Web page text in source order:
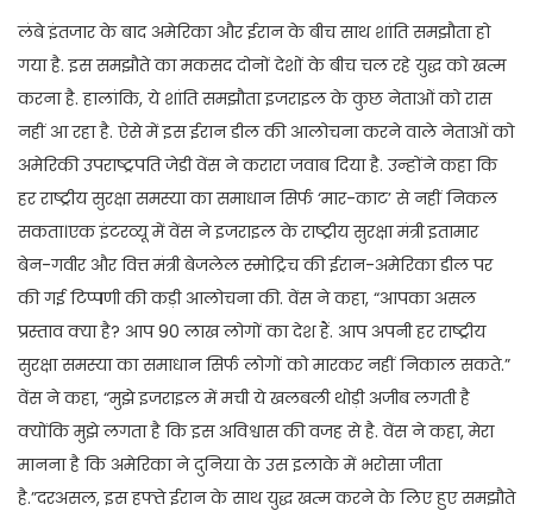
लंबे इंतजार के बाद अमेरिका और ईरान के बीच साथ शांति समझौता हो
गया है. इस समझौते का मकसद दोनों देशों के बीच चल रहे युद्ध को खत्म
करना है. हालांकि, ये शांति समझौता इजराइल के कुछ नेताओं को रास
नहीं आ रहा है. ऐसे में इस ईरान डील की आलोचना करने वाले नेताओं को
अमेरिकी उपराष्ट्रपति जेडी वेंस ने करारा जवाब दिया है. उन्होंने कहा कि
हर राष्ट्रीय सुरक्षा समस्या का समाधान सिर्फ ‘मार-काट’ से नहीं निकल
सकता।एक इंटरव्यू में वेंस ने इजराइल के राष्ट्रीय सुरक्षा मंत्री इतामार
बेन-गवीर और वित्त मंत्री बेजलेल स्मोट्रिच की ईरान-अमेरिका डील पर
की गई टिप्पणी की कड़ी आलोचना की. वेंस ने कहा, “आपका असल
प्रस्ताव क्या है? आप 90 लाख लोगों का देश हैं. आप अपनी हर राष्ट्रीय
सुरक्षा समस्या का समाधान सिर्फ लोगों को मारकर नहीं निकाल सकते.”
वेंस ने कहा, “मुझे इजराइल में मची ये खलबली थोड़ी अजीब लगती है
क्योंकि मुझे लगता है कि इस अविश्वास की वजह से है. वेंस ने कहा, मेरा
मानना है कि अमेरिका ने दुनिया के उस इलाके में भरोसा जीता
है.”दरअसल, इस हफ्ते ईरान के साथ युद्ध खत्म करने के लिए हुए समझौते